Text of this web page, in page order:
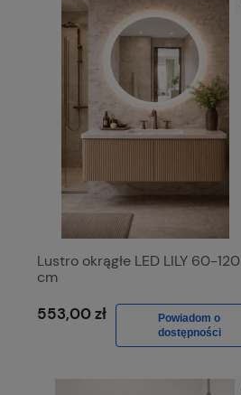
Lustro okrągłe LED LILY 60-120
cm
553,00 zł
Powiadom o
dostępności